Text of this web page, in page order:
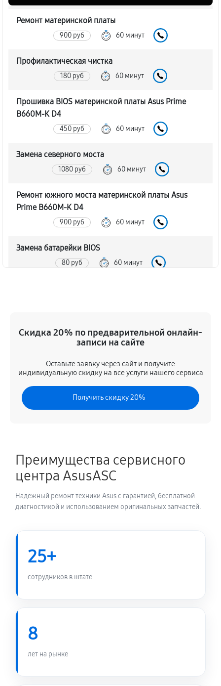
Ремонт материнской платы
900 руб 60 минут
Профилактическая чистка
180 руб 60 минут
Прошивка BIOS материнской платы Asus Prime
B660M-K D4
450 руб 60 минут
Замена северного моста
1080 руб 60 минут
Ремонт южного моста материнской платы Asus
Prime B660M-K D4
900 руб 60 минут
Замена батарейки BIOS
80 руб 60 минут
Скидка 20% по предварительной онлайн-
записи на сайте
Оставьте заявку через сайт и получите
индивидуальную скидку на все услуги нашего сервиса
Получить скидку 20%
Преимущества сервисного
центра AsusASC
Надёжный ремонт техники Asus с гарантией, бесплатной
диагностикой и использованием оригинальных запчастей.
25+
сотрудников в штате
8
лет на рынке